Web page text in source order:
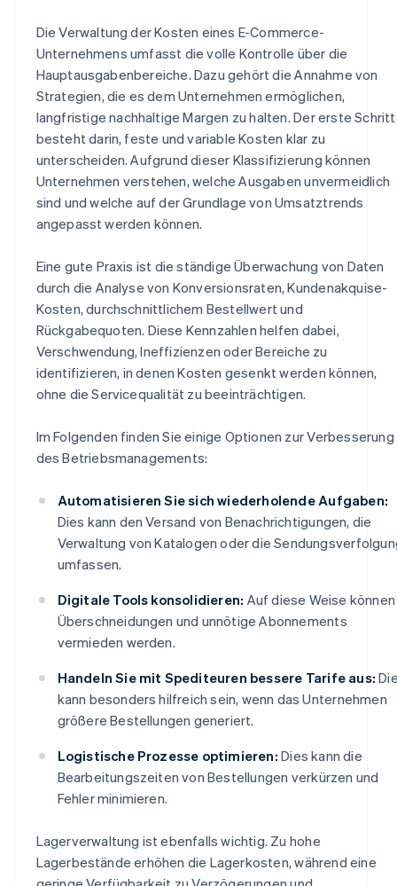
Die Verwaltung der Kosten eines E-Commerce-
Unternehmens umfasst die volle Kontrolle über die
Hauptausgabenbereiche. Dazu gehört die Annahme von
Strategien, die es dem Unternehmen ermöglichen,
langfristige nachhaltige Margen zu halten. Der erste Schritt
besteht darin, feste und variable Kosten klar zu
unterscheiden. Aufgrund dieser Klassifizierung können
Unternehmen verstehen, welche Ausgaben unvermeidlich
sind und welche auf der Grundlage von Umsatztrends
angepasst werden können.
Eine gute Praxis ist die ständige Überwachung von Daten
durch die Analyse von Konversionsraten, Kundenakquise-
Kosten, durchschnittlichem Bestellwert und
Rückgabequoten. Diese Kennzahlen helfen dabei,
Verschwendung, Ineffizienzen oder Bereiche zu
identifizieren, in denen Kosten gesenkt werden können,
ohne die Servicequalität zu beeinträchtigen.
Im Folgenden finden Sie einige Optionen zur Verbesserung
des Betriebsmanagements:
Automatisieren Sie sich wiederholende Aufgaben:
Dies kann den Versand von Benachrichtigungen, die
Verwaltung von Katalogen oder die
umfassen.
Digitale Tools konsolidieren: Auf diese Weise können
Überschneidungen und unnötige Abonnements
vermieden werden.
Handeln Sie mit Spediteuren bessere Tarife aus:
kann besonders hilfreich sein, wenn das Unternehmen
größere Bestellungen generiert.
Logistische Prozesse optimieren: Dies kann die
Bearbeitungszeiten von Bestellungen verkürzen und
Fehler minimieren.
Lagerverwaltung ist ebenfalls wichtig. Zu hohe
Lagerbestände erhöhen die Lagerkosten, während eine